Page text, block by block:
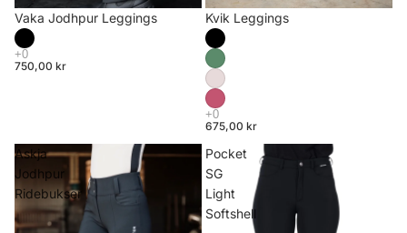
Vaka Jodhpur Leggings
750,00 kr
Kvik Leggings
675,00 kr
Askja
Jodhpur
Ridebukser
Pocket
SG
Light
Softshell